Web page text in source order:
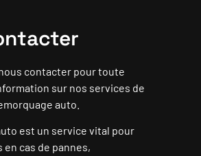
nous contacter pour toute
sur nos services de
auto.
est un service vital pour
cas de pannes,